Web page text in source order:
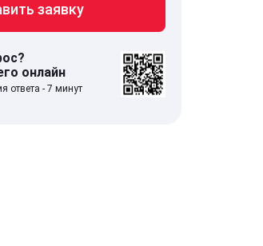
обл,
заявку
онлайн
ответа - 7 минут